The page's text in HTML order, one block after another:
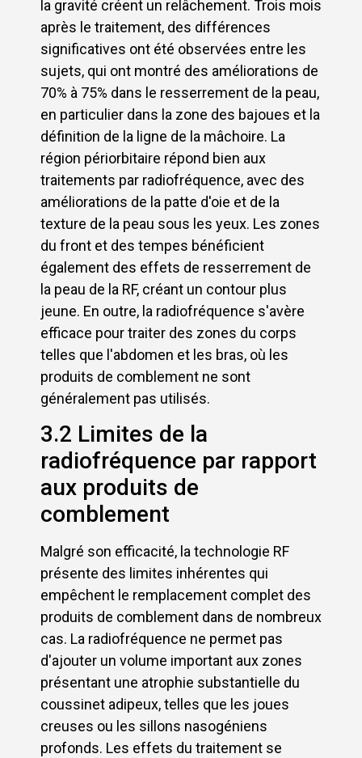
la gravité créent un relâchement. Trois mois
après le traitement, des différences
significatives ont été observées entre les
sujets, qui ont montré des améliorations de
70% à 75% dans le resserrement de la peau,
en particulier dans la zone des bajoues et la
définition de la ligne de la mâchoire. La
région périorbitaire répond bien aux
traitements par radiofréquence, avec des
améliorations de la patte d'oie et de la
texture de la peau sous les yeux. Les zones
du front et des tempes bénéficient
également des effets de resserrement de
la peau de la RF, créant un contour plus
jeune. En outre, la radiofréquence s'avère
efficace pour traiter des zones du corps
telles que l'abdomen et les bras, où les
produits de comblement ne sont
généralement pas utilisés.
3.2 Limites de la
radiofréquence par rapport
aux produits de
comblement
Malgré son efficacité, la technologie RF
présente des limites inhérentes qui
empêchent le remplacement complet des
produits de comblement dans de nombreux
cas. La radiofréquence ne permet pas
d'ajouter un volume important aux zones
présentant une atrophie substantielle du
coussinet adipeux, telles que les joues
creuses ou les sillons nasogéniens
profonds. Les effets du traitement se